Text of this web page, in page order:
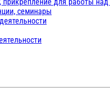
семинары